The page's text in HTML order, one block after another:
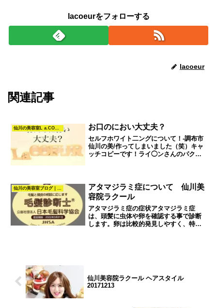
lacoeurをフォローする
lacoeur
関連記事
お口のにおい大丈夫？
セルフホワイト二ングについて！-調布市
仙川の美/作ってしまいました（笑）キャ
ッチコピーです！ライ◯ンさんのパクリ
アタマジラミ症について 仙川美
容院ラクール
アタマジラミ症の症状アタマジラミ症
は、頭髪に虫体や卵を確認する事で診断
します。卵は比較的発見しやすく、特に
仙川美容院ラクール ヘアスタイル
20171213